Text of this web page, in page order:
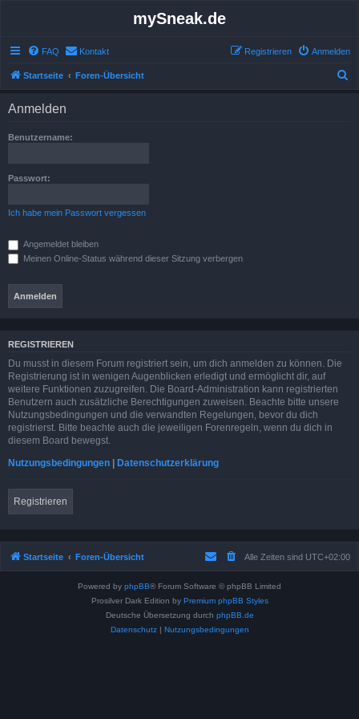
mySneak.de
FAQ Kontakt Anmelden
Registrieren
Startseite Foren-Übersicht
Anmelden
Benutzername:
Passwort:
Ich habe mein Passwort vergessen
Angemeldet bleiben
Meinen Online-Status während dieser Sitzung verbergen
REGISTRIEREN
Du musst in diesem Forum registriert sein, um dich anmelden zu können. Die
Registrierung ist in wenigen Augenblicken erledigt und ermöglicht dir, auf
weitere Funktionen zuzugreifen. Die Board-Administration kann registrierten
Benutzern auch zusätzliche Berechtigungen zuweisen. Beachte bitte unsere
Nutzungsbedingungen und die verwandten Regelungen, bevor du dich
registrierst. Bitte beachte auch die jeweiligen Forenregeln, wenn du dich in
diesem Board bewegst.
Nutzungsbedingungen | Datenschutzerklärung
Registrieren
Startseite Foren-Übersicht Alle Zeiten sind UTC+02:00
Powered by phpBB® Forum Software © phpBB Limited
Prosilver Dark Edition by Premium phpBB Styles
Deutsche Übersetzung durch phpBB.de
Datenschutz| Nutzungsbedingungen